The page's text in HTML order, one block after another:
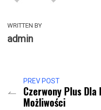
WRITTEN BY
admin
PREV POST
Czerwony Plus
Możliwości